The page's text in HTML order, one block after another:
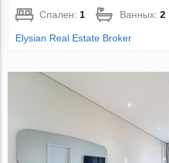
Спален: 1 Ванных:2
Elysian Real Estate Broker